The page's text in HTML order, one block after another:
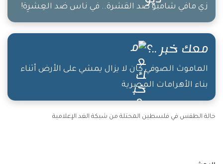
زي مافي شامبو ضد القشرة.. في ناس ضد العِشرِة!
معك خبر ..؟
الماموث الصوفي كان لا يزال يمشي على الأرض أثناء
بناء الأهرامات المصرية
حالة الطقس في فلسطين المحتلة من شبكة الغد الإعلامية